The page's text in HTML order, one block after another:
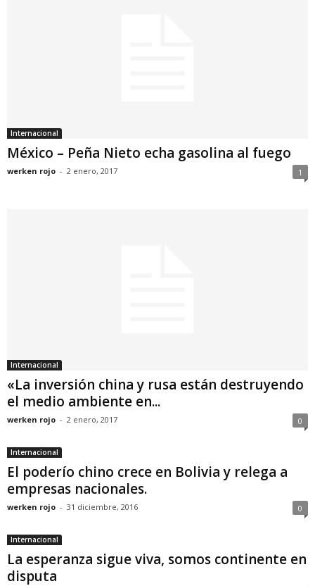
Internacional
México – Peña Nieto echa gasolina al fuego
werken rojo - 2 enero, 2017 1
Internacional
«La inversión china y rusa están destruyendo
el medio ambiente en...
werken rojo - 2 enero, 2017 0
Internacional
El poderío chino crece en Bolivia y relega a
empresas nacionales.
werken rojo - 31 diciembre, 2016 0
Internacional
La esperanza sigue viva, somos continente en
disputa